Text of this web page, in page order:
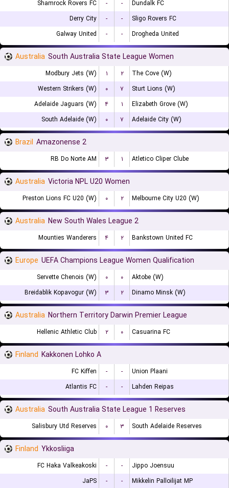
Shamrock Rovers FC - -
Dundalk FC
Derry City
- -
Sligo Rovers FC
Galway United
- - Drogheda United
Australia South Australia State League Women
Modbury Jets (W) ۱ ۲
The Cove (W)
Western Strikers (W)
۰ ۷
Sturt Lions (W)
Adelaide Jaguars (W)
۴ ۱
Elizabeth Grove (W)
South Adelaide (W)
۰ ۷ Adelaide City (W)
Brazil Amazonense 2
RB Do Norte AM ۳ ۱ Atletico Cliper Clube
Australia Victoria NPL U20 Women
Preston Lions FC U20 (W) ۰ ۲ Melbourne City U20 (W)
Australia New South Wales League 2
Mounties Wanderers ۴ ۲ Bankstown United FC
Europe UEFA Champions League Women Qualification
Servette Chenois (W) ۰ ۰
Aktobe (W)
Breidablik Kopavogur (W)
۳ ۲ Dinamo Minsk (W)
Australia Northern Territory Darwin Premier League
Hellenic Athletic Club ۲ ۰ Casuarina FC
Finland Kakkonen Lohko A
FC Kiffen - -
Union Plaani
Atlantis FC
- - Lahden Reipas
Australia South Australia State League 1 Reserves
Salisbury Utd Reserves ۰ ۳ South Adelaide Reserves
Finland Ykkosliiga
FC Haka Valkeakoski - -
Jippo Joensuu
JaPS
- - Mikkelin Palloilijat MP